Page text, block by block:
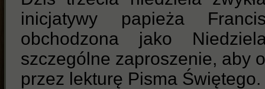
inicjatywy papieża
obchodzona jako
szczególne zaproszenie, aby
przez lekturę Pisma Świętego.